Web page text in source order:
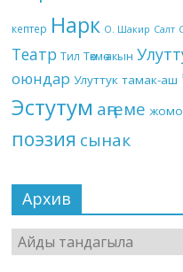
кептер Нарк О. Шакир Салт
Театр Тил Төкмө акын
оюндар Улуттук тамак-аш
Эстутум аңгеме
поэзия сынак
Архив
Архив